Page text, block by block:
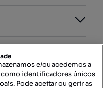
e/ou acedemos a
identificadores únicos
Pode aceitar ou gerir as